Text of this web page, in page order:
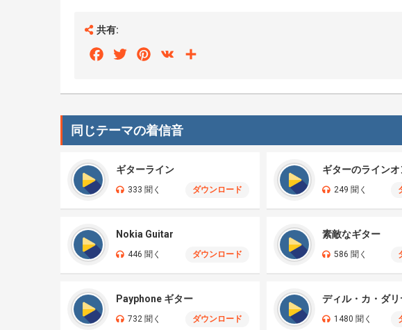
共有:
FacebookTwitterPinterest
VK
同じテーマの着信音
ギターライン
333 聞く ダウンロード 249 聞く
Nokia Guitar
446 聞く ダウンロード
素敵なギター
586 聞く
Payphone ギター
732 聞く ダウンロード 1480 聞く